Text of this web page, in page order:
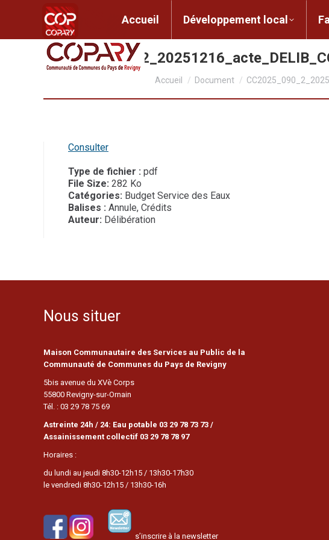
Accueil Développement local
Accueil Document
Consulter
Type de fichier : pdf
File Size: 282 Ko
Catégories: Budget Service des Eaux
Balises : Annule, Crédits
Auteur: Délibération
Nous situer
Maison Communautaire des Services au Public de la
Communauté de Communes du Pays de Revigny
5bis avenue du XVè Corps
55800 Revigny-sur-Ornain
Tél. : 03 29 78 75 69
Astreinte 24h / 24: Eau potable 03 29 78 73 73 /
Assainissement collectif 03 29 78 78 97
Horaires :
du lundi au jeudi 8h30-12h15 / 13h30-17h30
le vendredi 8h30-12h15 / 13h30-16h
s’inscrire à la newsletter
Accueil Développement local